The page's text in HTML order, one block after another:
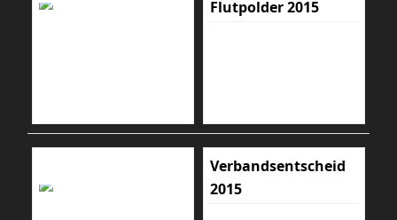
Flutpolder 2015
Verbandsentscheid
2015